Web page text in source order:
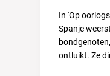
In 'Op
Spanje
ontluikt. Ze